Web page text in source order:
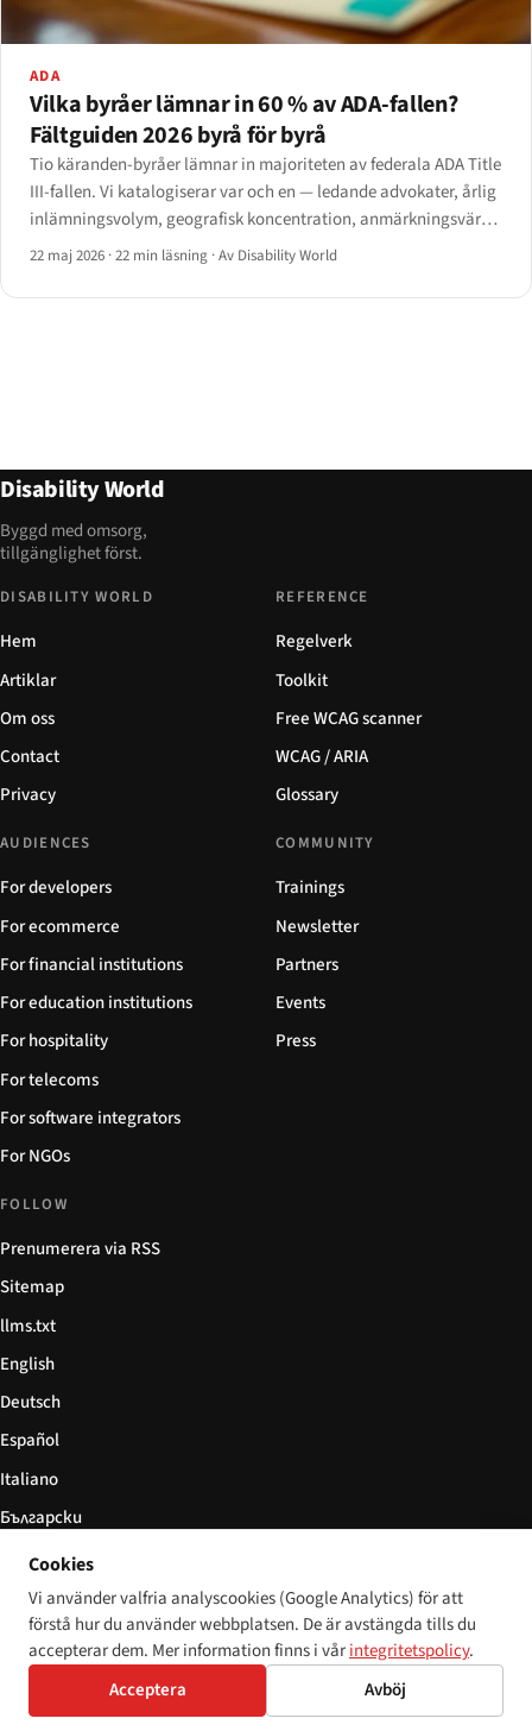
ADA
Vilka byråer lämnar in 60 % av ADA-fallen?
Fältguiden 2026 byrå för byrå
Tio käranden-byråer lämnar in majoriteten av federala ADA Title
III-fallen. Vi katalogiserar var och en — ledande advokater, årlig
inlämningsvolym, geografisk koncentration, anmärkningsvärda
avgöranden och vilken delstats processreformer 2024 som nu
22 maj 2026 ·22 min läsning ·Av Disability World
Disability World
Byggd med omsorg,
tillgänglighet först.
DISABILITY WORLD
Hem
Artiklar
Om oss
Contact
Privacy
REFERENCE
Regelverk
Toolkit
Free WCAG scanner
WCAG / ARIA
Glossary
AUDIENCES
For developers
For ecommerce
For financial institutions
For education institutions
For hospitality
For telecoms
For software integrators
For NGOs
COMMUNITY
Trainings
Newsletter
Partners
Events
Press
FOLLOW
Prenumerera via RSS
Sitemap
llms.txt
English
Deutsch
Español
Italiano
Български
简体中文
© 2026 Disability World. Alla rättigheter förbehållna. Cookie settings
DeutschEspañol 简体中文Polski
NederlandsSvenskaDanskSuomi
Cookies
Vi använder valfria analyscookies (Google Analytics) för att
förstå hur du använder webbplatsen. De är avstängda tills du
accepterar dem. Mer information finns i vårintegritetspolicy.
Acceptera
Avböj